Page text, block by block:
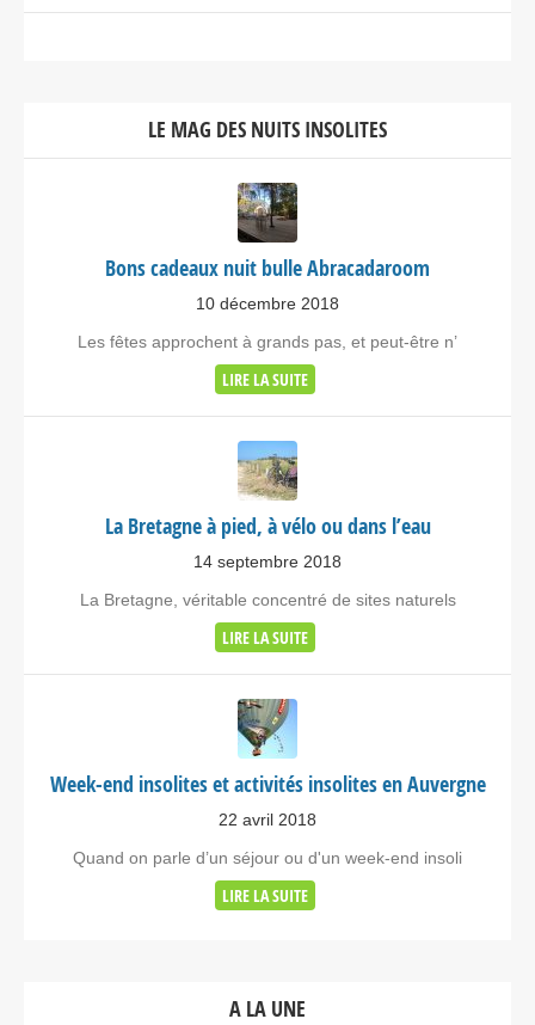
LE MAG DES NUITS INSOLITES
Bons cadeaux nuit bulle Abracadaroom
10 décembre 2018
Les fêtes approchent à grands pas, et peut-être n’
LIRE LA SUITE
La Bretagne à pied, à vélo ou dans l’eau
14 septembre 2018
La Bretagne, véritable concentré de sites naturels
LIRE LA SUITE
Week-end insolites et activités insolites en Auvergne
22 avril 2018
Quand on parle d’un séjour ou d'un week-end insoli
LIRE LA SUITE
A LA UNE